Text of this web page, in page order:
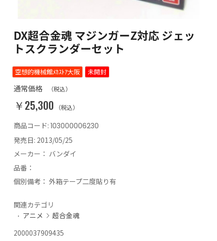
DX超合金魂 マジンガーZ対応 ジェッ
トスクランダーセット
空想的機械館ﾒｶｽﾄｱ大阪 未開封
通常価格 （税込）
￥25,300 （税込）
商品コード: 103000006230
発売日: 2013/05/25
メーカー： バンダイ
品番：
個別備考： 外箱テープ二度貼り有
関連カテゴリ
アニメ
超合金魂
2000037909435